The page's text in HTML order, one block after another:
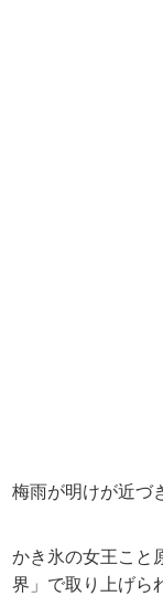
梅雨が明けが近づ
かき氷の女王こと
界」で取り上げら